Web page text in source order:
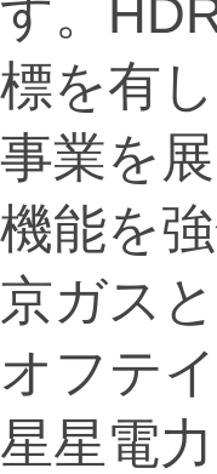
す。
標を有
事業を
機能を
京ガス
オフテ
星星電